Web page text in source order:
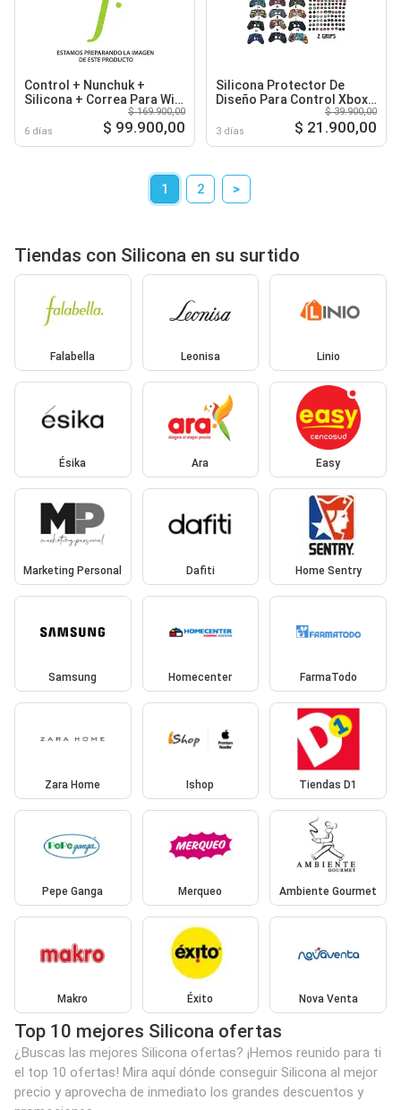
Control + Nunchuk +
Silicona + Correa Para Wii
Wiiu Color Blanco
6 días
$ 169.900,00
$ 99.900,00
Silicona Protector De
Diseño Para Control Xbox
3 días
$ 39.900,00
$ 21.900,00
1 2 >
Tiendas con Silicona en su surtido
Falabella Leonisa Linio
Ésika Ara Easy
Marketing Personal Dafiti Home Sentry
Samsung Homecenter FarmaTodo
Zara Home Ishop Tiendas D1
Pepe Ganga Merqueo Ambiente Gourmet
Makro Éxito Nova Venta
Top 10 mejores Silicona ofertas
¿Buscas las mejores Silicona ofertas? ¡Hemos reunido para ti
el top 10 ofertas! Mira aquí dónde conseguir Silicona al mejor
precio y aprovecha de inmediato los grandes descuentos y